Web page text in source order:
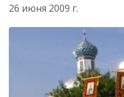
26 июня 2009 г.